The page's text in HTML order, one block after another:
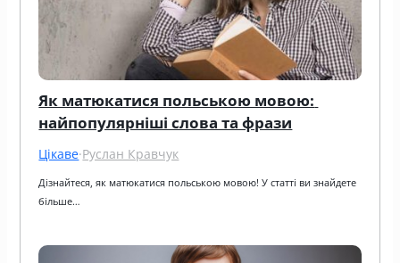
Як матюкатися польською мовою:
найпопулярніші слова та фрази
Цікаве·Руслан Кравчук
Дізнайтеся, як матюкатися польською мовою! У статті ви знайдете
більше…